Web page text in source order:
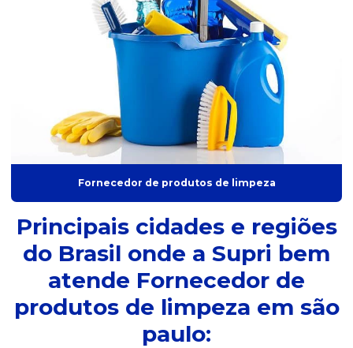
Distribuidor de produtos industrializados
Distribuidor de produtos de limpeza
Distribuidor de produtos de tecnologia
Distribuidor de refrigerante
Distribuidor de sachê de açúcar
Distribuidor de sachês
Distribuidor de saco de lixo
Distribuidor de sucos
Distribuidora de alimentos para empresas
Fornecedor de produtos de limpeza
Principais cidades e regiões
do Brasil onde a Supri bem
atende Fornecedor de
produtos de limpeza em são
paulo: